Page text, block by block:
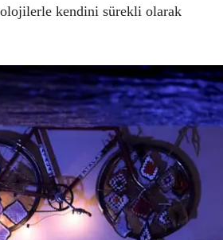
kendini sürekli olarak